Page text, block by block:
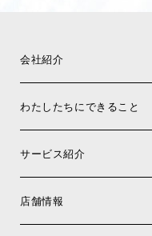
会社紹介
わたしたちにできること
サービス紹介
店舗情報